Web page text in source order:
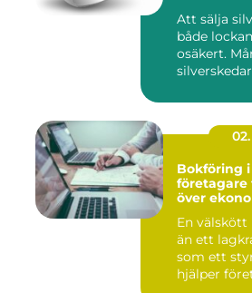
Att sälja
både
osäkert.
Bokföring i täby
över
En
än ett
som ett
hjälper